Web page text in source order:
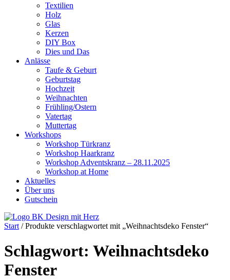
Textilien
Holz
Glas
Kerzen
DIY Box
Dies und Das
Anlässe
Taufe & Geburt
Geburtstag
Hochzeit
Weihnachten
Frühling/Ostern
Vatertag
Muttertag
Workshops
Workshop Türkranz
Workshop Haarkranz
Workshop Adventskranz – 28.11.2025
Workshop at Home
Aktuelles
Über uns
Gutschein
Start / Produkte verschlagwortet mit „Weihnachtsdeko Fenster“
Schlagwort: Weihnachtsdeko
Fenster